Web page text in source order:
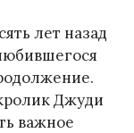
лет назад
Джуди
важное